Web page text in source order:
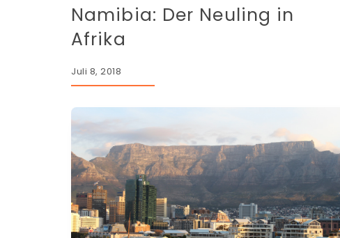
Namibia: Der Neuling in
Afrika
Juli 8, 2018